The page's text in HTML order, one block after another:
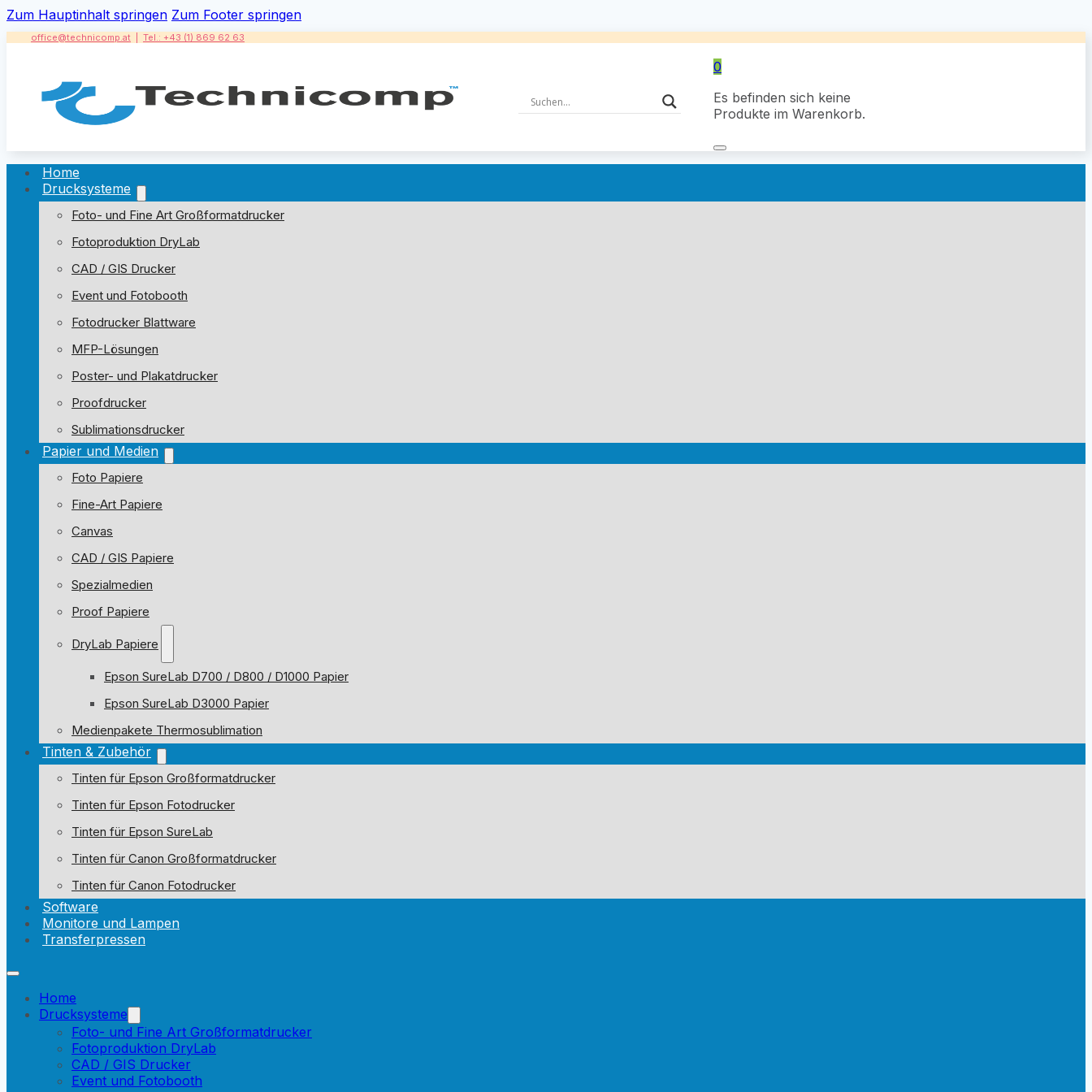
Zum Hauptinhalt springen Zum Footer springen
office@technicomp.at Tel.: +43 (1) 869 62 63
0
Es befinden sich keine
Produkte im Warenkorb.
Home
Drucksysteme
Foto- und Fine Art Großformatdrucker
Fotoproduktion DryLab
CAD / GIS Drucker
Event und Fotobooth
Fotodrucker Blattware
MFP-Lösungen
Poster- und Plakatdrucker
Proofdrucker
Sublimationsdrucker
Papier und Medien
Foto Papiere
Fine-Art Papiere
Canvas
CAD / GIS Papiere
Spezialmedien
Proof Papiere
DryLab Papiere
Epson SureLab D700 / D800 / D1000 Papier
Epson SureLab D3000 Papier
Medienpakete Thermosublimation
Tinten & Zubehör
Tinten für Epson Großformatdrucker
Tinten für Epson Fotodrucker
Tinten für Epson SureLab
Tinten für Canon Großformatdrucker
Tinten für Canon Fotodrucker
Software
Monitore und Lampen
Transferpressen
Home
Drucksysteme
Foto- und Fine Art Großformatdrucker
Fotoproduktion DryLab
CAD / GIS Drucker
Event und Fotobooth